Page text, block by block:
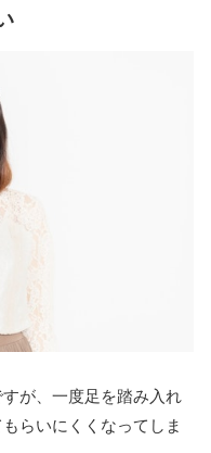
が、一度足を踏み入れ
らいにくくなってしま